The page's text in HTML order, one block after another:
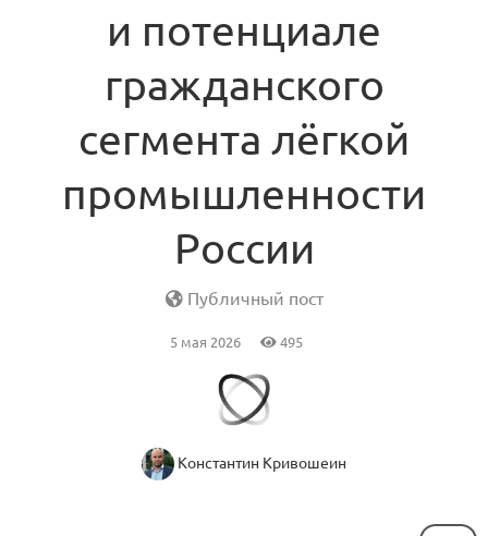
и потенциале
гражданского
сегмента лёгкой
промышленности
России
Публичный пост
5 мая 2026 495
Константин Кривошеин